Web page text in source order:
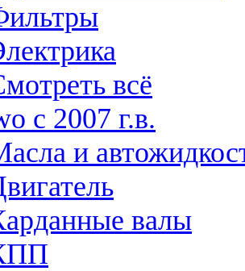
всё
c 2007 г.в.
и
валы